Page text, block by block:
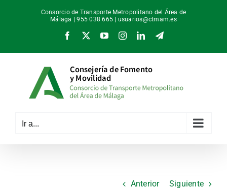
Consorcio de Transporte Metropolitano del Área de
Málaga | 955 038 665 | usuarios@ctmam.es
Facebook
X YouTubeInstagramLinkedInTelegram
Ir a...
Anterior Siguiente